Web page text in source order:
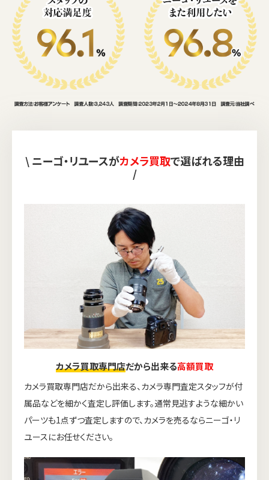
\ ニーゴ・リユースがカメラ買取で選ばれる理由
/
カメラ買取専門店だから出来る高額買取
カメラ買取専門店だから出来る、カメラ専門査定スタッフが付
属品などを細かく査定し評価します。通常見逃すような細かい
パーツも1点ずつ査定しますので、カメラを売るならニーゴ・リ
ユースにお任せください。